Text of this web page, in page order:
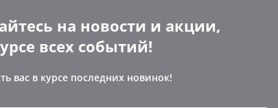
на новости и акции,
всех событий!
вас в курсе последних новинок!